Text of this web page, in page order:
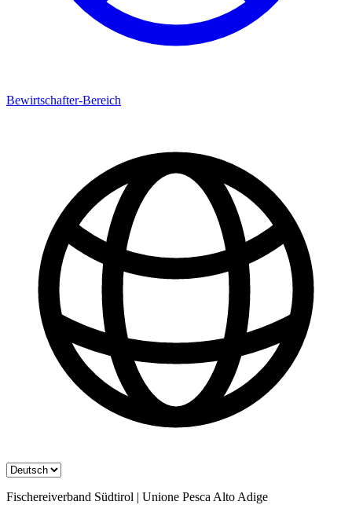
Bewirtschafter-Bereich
Fischereiverband Südtirol | Unione Pesca Alto Adige